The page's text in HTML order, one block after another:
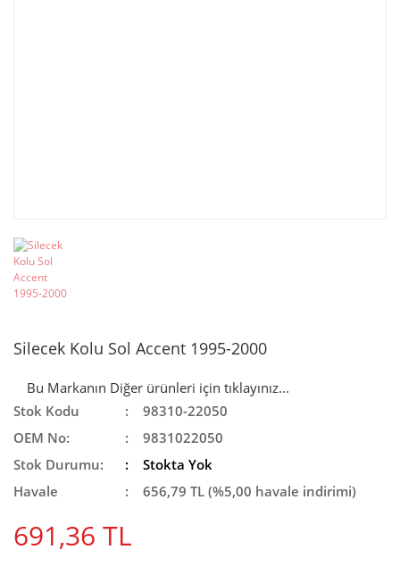
Silecek Kolu Sol Accent 1995-2000
Bu Markanın Diğer ürünleri için tıklayınız...
Stok Kodu
98310-22050
OEM No:
9831022050
Stok Durumu:
Stokta Yok
Havale
656,79 TL (%5,00 havale indirimi)
691,36 TL